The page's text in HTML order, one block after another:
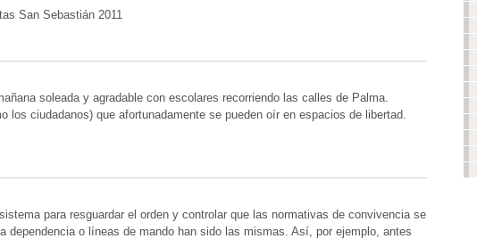
San Sebastián 2011
soleada y agradable con escolares recorriendo las calles de Palma.
los ciudadanos) que afortunadamente se pueden oír en espacios de libertad.
para resguardar el orden y controlar que las normativas de convivencia se
dependencia o líneas de mando han sido las mismas. Así, por ejemplo, antes